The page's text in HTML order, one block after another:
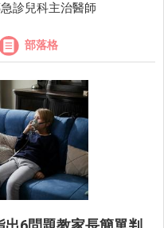
診兒科主治醫師
部落格